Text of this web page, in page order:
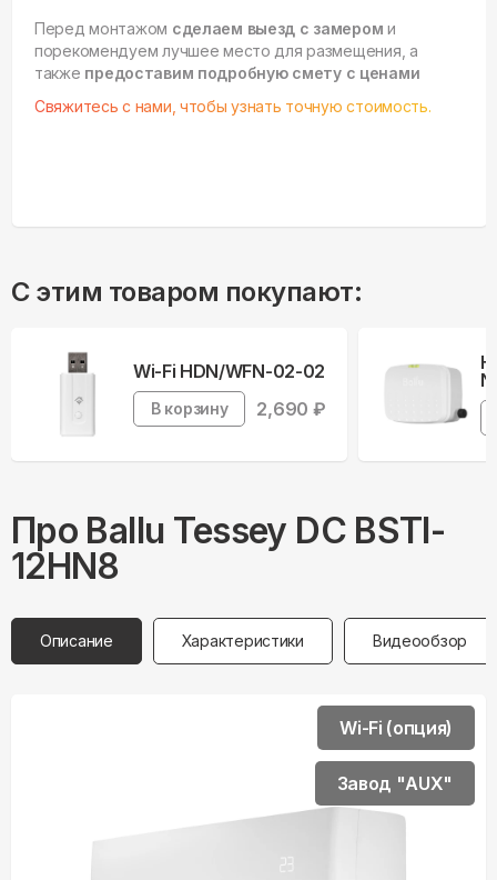
Перед монтажом сделаем выезд с замером и
порекомендуем лучшее место для размещения, а
также предоставим подробную смету с ценами
Свяжитесь с нами, чтобы узнать точную стоимость.
С этим товаром покупают:
Wi-Fi HDN/WFN-02-02
В корзину 2,690 ₽
Про Ballu Tessey DC BSTI-
12HN8
Описание Характеристики Видеообзор
Wi-Fi (опция)
Завод "AUX"